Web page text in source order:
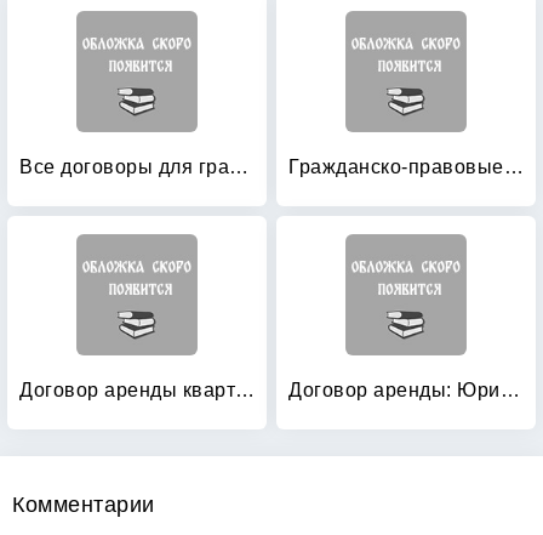
Все договоры для граждан: Осталось только внести реквизиты! (+ CD-ROM) Гражданско-правовые договоры
Договор аренды квартиры: Образцы документов с комментариями Договор аренды: Юридические аспекты
Комментарии